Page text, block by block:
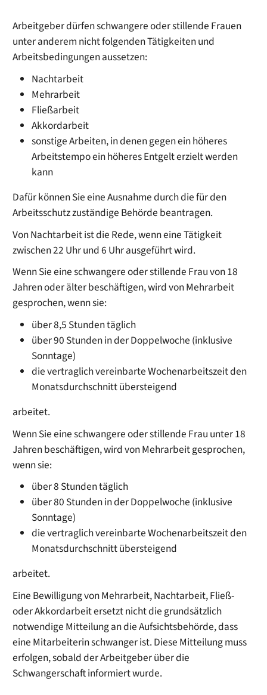
Arbeitgeber dürfen schwangere oder stillende Frauen
unter anderem nicht folgenden Tätigkeiten und
Arbeitsbedingungen aussetzen:
Nachtarbeit
Mehrarbeit
Fließarbeit
Akkordarbeit
sonstige Arbeiten, in denen gegen ein höheres
Arbeitstempo ein höheres Entgelt erzielt werden
kann
Dafür können Sie eine Ausnahme durch die für den
Arbeitsschutz zuständige Behörde beantragen.
Von Nachtarbeit ist die Rede, wenn eine Tätigkeit
zwischen 22 Uhr und 6 Uhr ausgeführt wird.
Wenn Sie eine schwangere oder stillende Frau von 18
Jahren oder älter beschäftigen, wird von Mehrarbeit
gesprochen, wenn sie:
über 8,5 Stunden täglich
über 90 Stunden in der Doppelwoche (inklusive
Sonntage)
die vertraglich vereinbarte Wochenarbeitszeit den
Monatsdurchschnitt übersteigend
arbeitet.
Wenn Sie eine schwangere oder stillende Frau unter 18
Jahren beschäftigen, wird von Mehrarbeit gesprochen,
wenn sie:
über 8 Stunden täglich
über 80 Stunden in der Doppelwoche (inklusive
Sonntage)
die vertraglich vereinbarte Wochenarbeitszeit den
Monatsdurchschnitt übersteigend
arbeitet.
Eine Bewilligung von Mehrarbeit, Nachtarbeit, Fließ-
oder Akkordarbeit ersetzt nicht die grundsätzlich
notwendige Mitteilung an die Aufsichtsbehörde, dass
eine Mitarbeiterin schwanger ist. Diese Mitteilung muss
erfolgen, sobald der Arbeitgeber über die
Schwangerschaft informiert wurde.